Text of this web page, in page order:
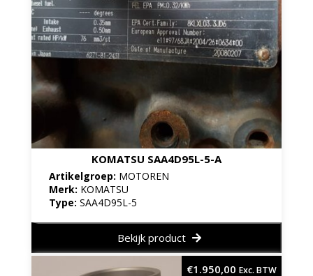
KOMATSU SAA4D95L-5-A
Artikelgroep: MOTOREN
Merk: KOMATSU
Type: SAA4D95L-5
Bekijk product
€1.950,00 Exc. BTW